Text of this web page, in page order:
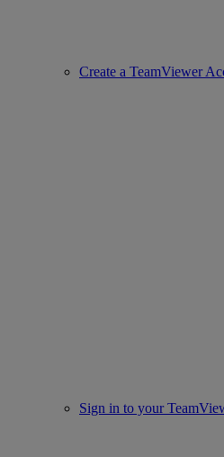
Create a TeamViewer
Sign in to your